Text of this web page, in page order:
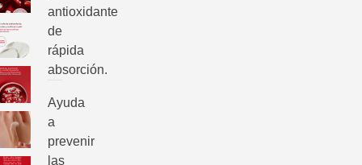
antioxidante
de
rápida
absorción.
Ayuda
a
prevenir
las